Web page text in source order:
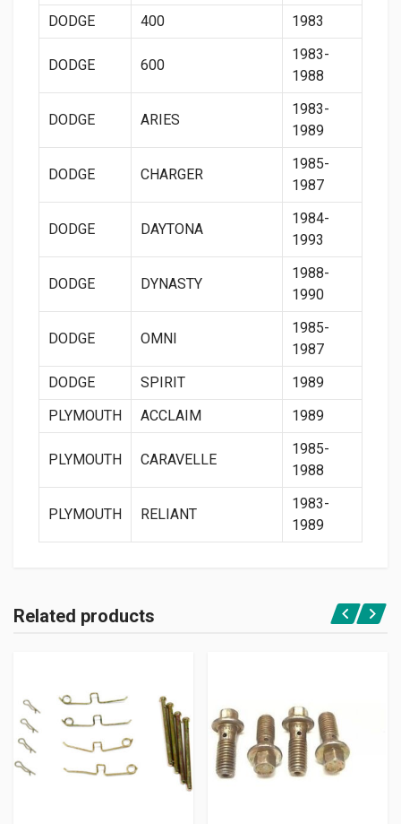
DODGE 400 1983
DODGE 600
1983-
1988
DODGE ARIES
1983-
1989
DODGE CHARGER
1985-
1987
DODGE DAYTONA
1984-
1993
DODGE DYNASTY
1988-
1990
DODGE OMNI
1985-
1987
DODGE
SPIRIT
1989
PLYMOUTH
ACCLAIM 1989
PLYMOUTH CARAVELLE
1985-
1988
PLYMOUTH RELIANT
1983-
1989
Related products